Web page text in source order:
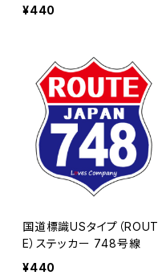
¥440
国道標識USタイプ（ROUT
E）ステッカー 748号線
¥440